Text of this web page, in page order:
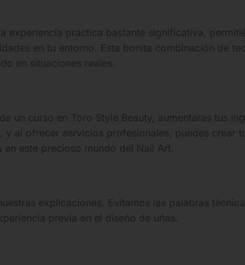
experiencia práctica bastante significativa,
en tu entorno. Esta bonita combinación de
en situaciones reales.
un curso en Toro Style Beauty, aumentaras tus
al ofrecer servicios profesionales, puedes crear
este precioso mundo del Nail Art.
explicaciones. Evitamos las palabras
previa en el diseño de uñas.